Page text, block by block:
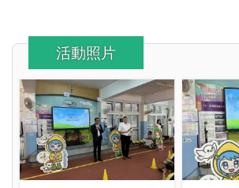
活動照片